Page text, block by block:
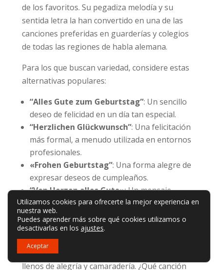
de los favoritos. Su pegadiza melodía y su
sentida letra la han convertido en una de las
canciones preferidas en guarderías y colegios
de todas las regiones de habla alemana.
Para los que buscan variedad, considere estas
alternativas populares:
“Alles Gute zum Geburtstag”: Un sencillo
deseo de felicidad en un día tan especial.
“Herzlichen Glückwunsch”: Una felicitación
más formal, a menudo utilizada en entornos
profesionales.
«Frohen Geburtstag”: Una forma alegre de
expresar deseos de cumpleaños.
“Von Herzen alles Gute»: Un mensaje
sincero que transmite buenos deseos.
Incorporar estas opciones musicales a tus
celebraciones de cumpleaños mejorará la
experiencia, creando momentos memorables
llenos de alegría y camaradería. ¿Qué canción
Utilizamos cookies para ofrecerte la mejor experiencia en
nuestra web.
Puedes aprender más sobre qué cookies utilizamos o
desactivarlas en los ajustes.
Aceptar